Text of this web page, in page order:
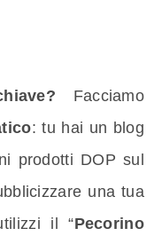
Facciamo
: tu hai un blog
prodotti DOP sul
una tua
il “Pecorino